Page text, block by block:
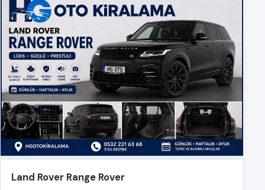
Land Rover Range Rover